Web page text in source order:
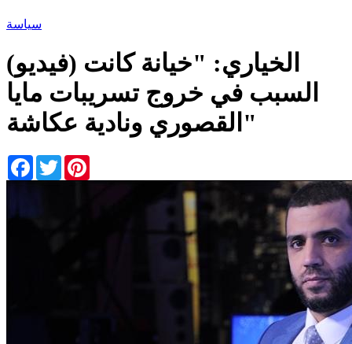
سياسة
(فيديو) الخياري: "خيانة كانت
السبب في خروج تسريبات مايا
القصوري ونادية عكاشة"
Facebook
Twitter